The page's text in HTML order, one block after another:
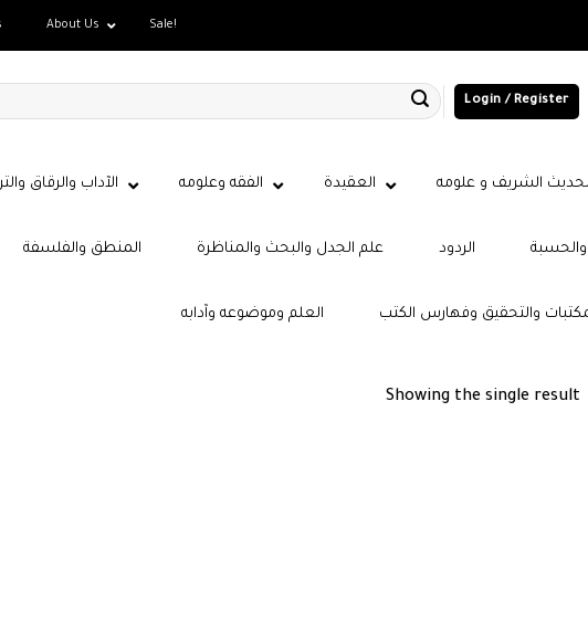
About Us Sale!
Login / Register
الشريف و علومه العقيدة الفقه وعلومه الآداب والرقاق
المنطق والفلسفة علم الجدل والبحث والمناظرة الردود
العلم وموضوعه وآدابه والتحقيق وفهارس الكتب
Showing the single result